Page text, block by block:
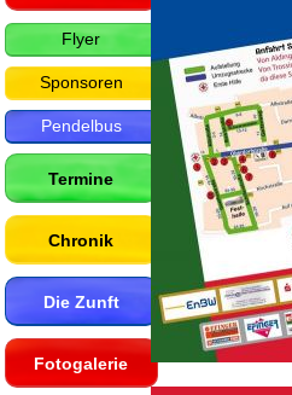
Flyer
Sponsoren
Pendelbus
Termine
Chronik
Die Zunft
Fotogalerie